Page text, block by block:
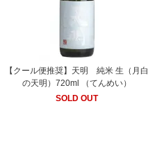
【クール便推奨】天明 純米 生（月白
の天明）720ml （てんめい）
SOLD OUT